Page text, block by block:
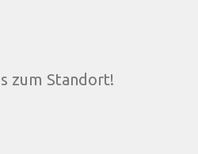
zum Standort!